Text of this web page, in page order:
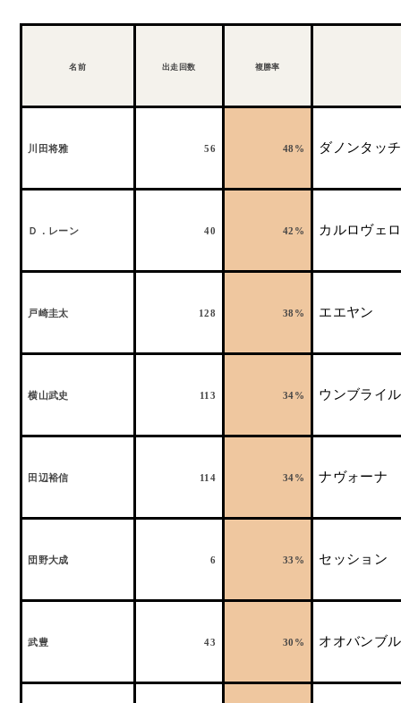
名前 出走回数 複勝率
川田将雅 56 48% ダノンタッ
Ｄ．レーン 40 42% カルロヴェ
戸崎圭太 128 38% エエヤン
横山武史 113 34% ウンブライル
田辺裕信 114 34% ナヴォーナ
団野大成 6 33% セッション
武豊 43 30% オオバンブ